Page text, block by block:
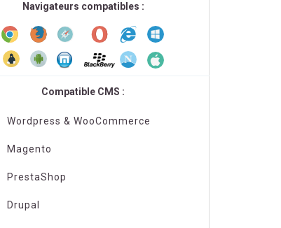
Navigateurs compatibles :
Compatible CMS :
Wordpress & WooCommerce
Magento
PrestaShop
Drupal